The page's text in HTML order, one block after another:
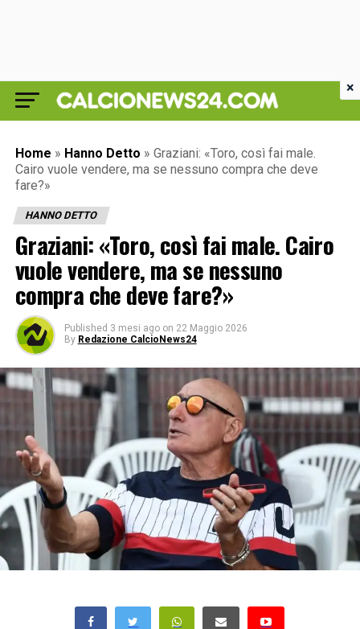
Home » Hanno Detto » Graziani: «Toro, così fai male.
Cairo vuole vendere, ma se nessuno compra che deve
fare?»
HANNO DETTO
Graziani: «Toro, così fai male. Cairo
vuole vendere, ma se nessuno
compra che deve fare?»
Published 3 mesi ago on 22 Maggio 2026
By Redazione CalcioNews24
×